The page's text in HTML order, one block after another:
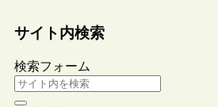
サイト内検索
検索フォーム